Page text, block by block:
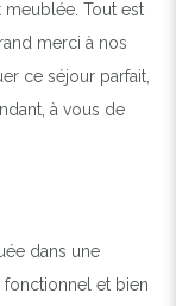
meublée. Tout est
merci à nos
ce séjour parfait,
à vous de
dans une
et bien